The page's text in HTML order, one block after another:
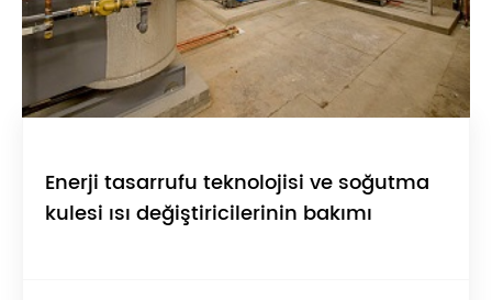
Enerji tasarrufu teknolojisi ve soğutma
kulesi ısı değiştiricilerinin bakımı